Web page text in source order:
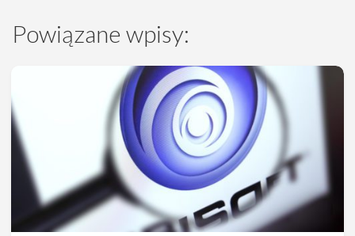
Powiązane wpisy: